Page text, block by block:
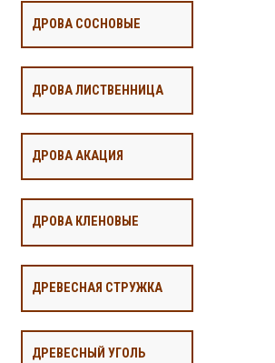
ДРОВА СОСНОВЫЕ
ДРОВА ЛИСТВЕННИЦА
ДРОВА АКАЦИЯ
ДРОВА КЛЕНОВЫЕ
ДРЕВЕСНАЯ СТРУЖКА
ДРЕВЕСНЫЙ УГОЛЬ